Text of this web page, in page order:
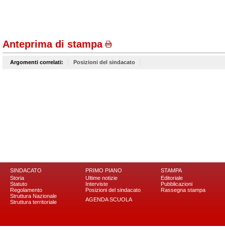
Anteprima di stampa
Argomenti correlati: Posizioni del sindacato
SINDACATO
Storia
Statuto
Regolamento
Struttura Nazionale
Struttura territoriale
PRIMO PIANO
Ultime notizie
Interviste
Posizioni del sindacato
AGENDA SCUOLA
STAMPA
Editoriale
Pubblicazioni
Rassegna stampa